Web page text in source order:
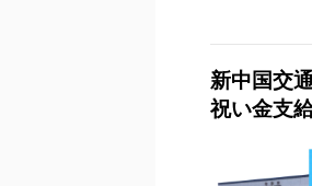
新中国交
祝い金支